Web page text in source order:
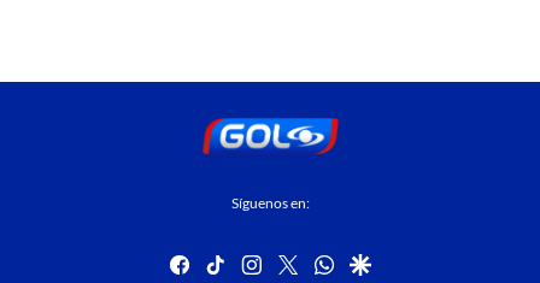
Síguenos en:
facebook
tiktok instagram
twitterwhatsapp
google